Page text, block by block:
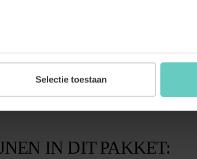
Selectie toestaan
IN DIT PAKKET: